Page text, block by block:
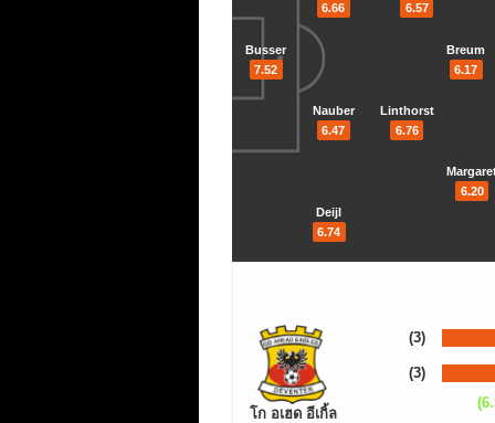
Busser
7.52
6.66
Nauber
6.47
Deijl
6.74
6.57
Linthorst
6.76
Breum
6.17
6.20
โก อเฮด อีเกิ้ล
(3)
(3)